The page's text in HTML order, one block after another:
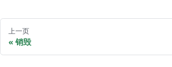
上一页
销毁